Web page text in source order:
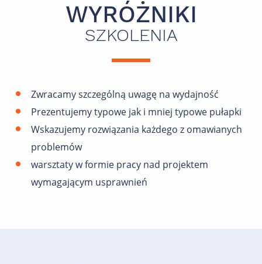
WYRÓŻNIKI
SZKOLENIA
Zwracamy szczególną uwagę na wydajność
Prezentujemy typowe jak i mniej typowe pułapki
Wskazujemy rozwiązania każdego z omawianych
problemów
warsztaty w formie pracy nad projektem
wymagającym usprawnień